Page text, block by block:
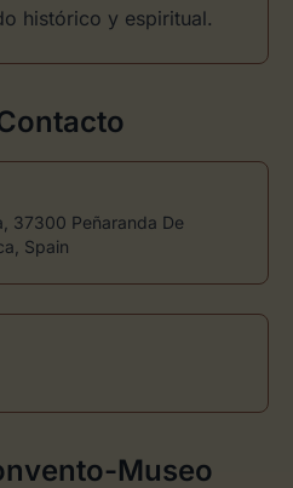
histórico y espiritual.
37300 Peñaranda De
Spain
Museo